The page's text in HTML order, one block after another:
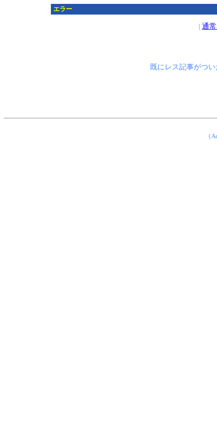
エラー
| 通
既にレス記事がつ
（